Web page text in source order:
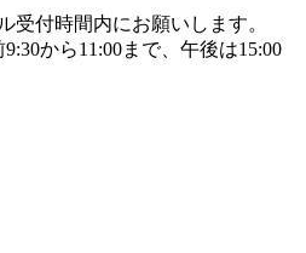
受付時間内にお願いします。
から11:00まで、午後は15:00